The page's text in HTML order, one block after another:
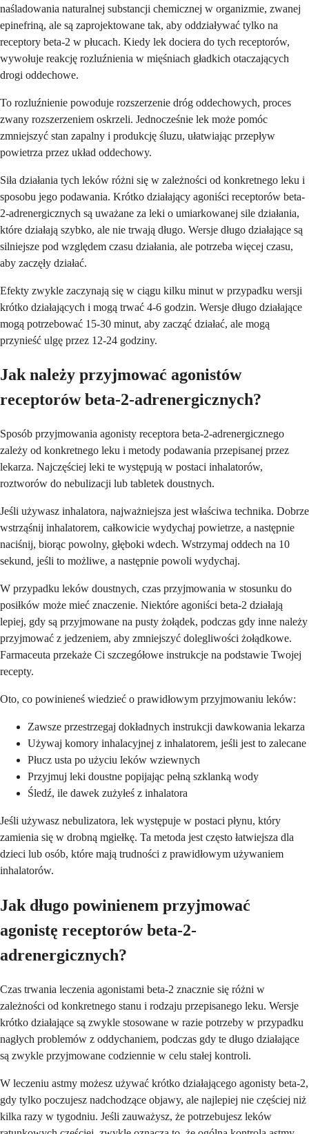
naśladowania naturalnej substancji chemicznej w organizmie, zwanej
epinefriną, ale są zaprojektowane tak, aby oddziaływać tylko na
receptory beta-2 w płucach. Kiedy lek dociera do tych receptorów,
wywołuje reakcję rozluźnienia w mięśniach gładkich otaczających
drogi oddechowe.
To rozluźnienie powoduje rozszerzenie dróg oddechowych, proces
zwany rozszerzeniem oskrzeli. Jednocześnie lek może pomóc
zmniejszyć stan zapalny i produkcję śluzu, ułatwiając przepływ
powietrza przez układ oddechowy.
Siła działania tych leków różni się w zależności od konkretnego leku i
sposobu jego podawania. Krótko działający agoniści receptorów beta-
2-adrenergicznych są uważane za leki o umiarkowanej sile działania,
które działają szybko, ale nie trwają długo. Wersje długo działające są
silniejsze pod względem czasu działania, ale potrzeba więcej czasu,
aby zaczęły działać.
Efekty zwykle zaczynają się w ciągu kilku minut w przypadku wersji
krótko działających i mogą trwać 4-6 godzin. Wersje długo działające
mogą potrzebować 15-30 minut, aby zacząć działać, ale mogą
przynieść ulgę przez 12-24 godziny.
Jak należy przyjmować agonistów
receptorów beta-2-adrenergicznych?
Sposób przyjmowania agonisty receptora beta-2-adrenergicznego
zależy od konkretnego leku i metody podawania przepisanej przez
lekarza. Najczęściej leki te występują w postaci inhalatorów,
roztworów do nebulizacji lub tabletek doustnych.
Jeśli używasz inhalatora, najważniejsza jest właściwa technika. Dobrze
wstrząśnij inhalatorem, całkowicie wydychaj powietrze, a następnie
naciśnij, biorąc powolny, głęboki wdech. Wstrzymaj oddech na 10
sekund, jeśli to możliwe, a następnie powoli wydychaj.
W przypadku leków doustnych, czas przyjmowania w stosunku do
posiłków może mieć znaczenie. Niektóre agoniści beta-2 działają
lepiej, gdy są przyjmowane na pusty żołądek, podczas gdy inne należy
przyjmować z jedzeniem, aby zmniejszyć dolegliwości żołądkowe.
Farmaceuta przekaże Ci szczegółowe instrukcje na podstawie Twojej
recepty.
Oto, co powinieneś wiedzieć o prawidłowym przyjmowaniu leków:
Zawsze przestrzegaj dokładnych instrukcji dawkowania lekarza
Używaj komory inhalacyjnej z inhalatorem, jeśli jest to zalecane
Płucz usta po użyciu leków wziewnych
Przyjmuj leki doustne popijając pełną szklanką wody
Śledź, ile dawek zużyłeś z inhalatora
Jeśli używasz nebulizatora, lek występuje w postaci płynu, który
zamienia się w drobną mgiełkę. Ta metoda jest często łatwiejsza dla
dzieci lub osób, które mają trudności z prawidłowym używaniem
inhalatorów.
Jak długo powinienem przyjmować
agonistę receptorów beta-2-
adrenergicznych?
Czas trwania leczenia agonistami beta-2 znacznie się różni w
zależności od konkretnego stanu i rodzaju przepisanego leku. Wersje
krótko działające są zwykle stosowane w razie potrzeby w przypadku
nagłych problemów z oddychaniem, podczas gdy te długo działające
są zwykle przyjmowane codziennie w celu stałej kontroli.
W leczeniu astmy możesz używać krótko działającego agonisty beta-2,
gdy tylko poczujesz nadchodzące objawy, ale najlepiej nie częściej niż
kilka razy w tygodniu. Jeśli zauważysz, że potrzebujesz leków